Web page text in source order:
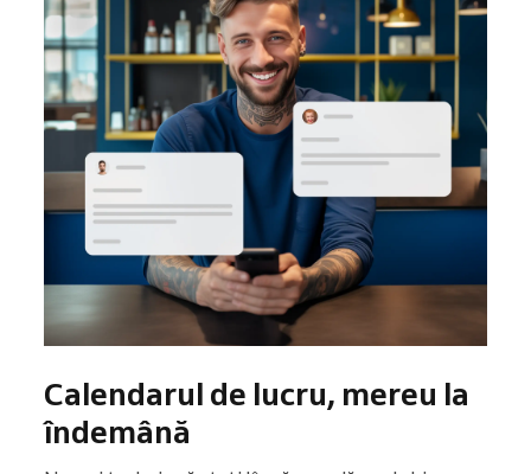
Calendarul de lucru, mereu la
îndemână